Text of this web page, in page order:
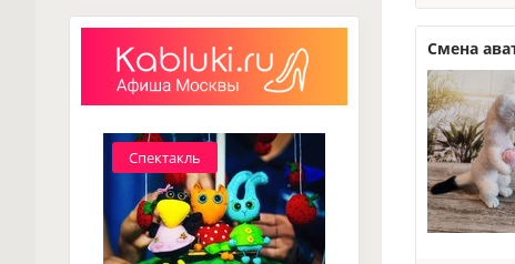
Смена
Спектакль